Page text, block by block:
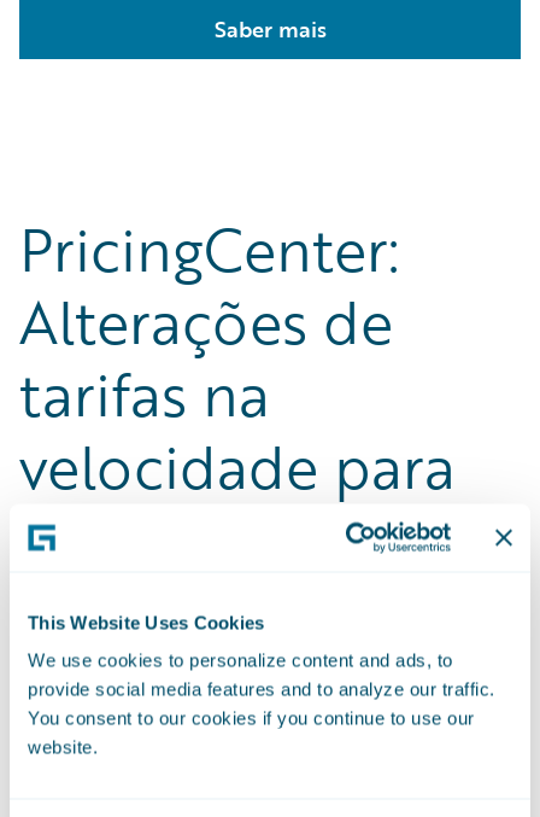
This Website Uses Cookies
We use cookies to personalize content and ads, to
provide social media features and to analyze our traffic.
You consent to our cookies if you continue to use our
website.
Saber mais
PricingCenter:
Alterações de
tarifas na
velocidade para
liderar o seu
mercado
Aproveite a IA explicável e as análises avançadas
num ambiente unificado de definição de preços
e tarificação para acabar com a corrida de